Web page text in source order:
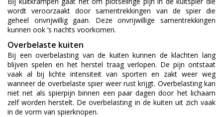
wordt veroorzaakt door samentrekkingen van de spier die
geheel onvrijwillig gaan. Deze onvrijwillige samentrekkingen
kunnen ook ‘s nachts voorkomen.
Overbelaste kuiten
Bij een overbelasting van de kuiten kunnen de klachten lang
blijven spelen en het herstel traag verlopen. De pijn ontstaat
vaak al bij lichte intensiteit van sporten en zakt weer weg
wanneer de overbelaste spier weer rust krijgt. Overbelasting kan
niet net als spierpijn binnen een paar dagen door het lichaam
zelf worden herstelt. De overbelasting in de kuiten uit zich vaak
in de vorm van spierknopen.